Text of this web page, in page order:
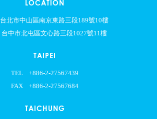
LOCATION
台北市中山區南京東路三段189號10樓
台中市北屯區文心路三段1027號11樓
TAIPEI
TEL
+886-2-27567439
FAX
+886-2-27567684
TAICHUNG